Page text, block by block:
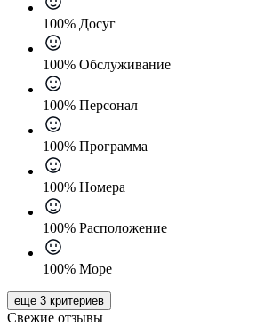
100% Досуг
100% Обслуживание
100% Персонал
100% Программа
100% Номера
100% Расположение
100% Море
еще 3 критериев
Свежие отзывы